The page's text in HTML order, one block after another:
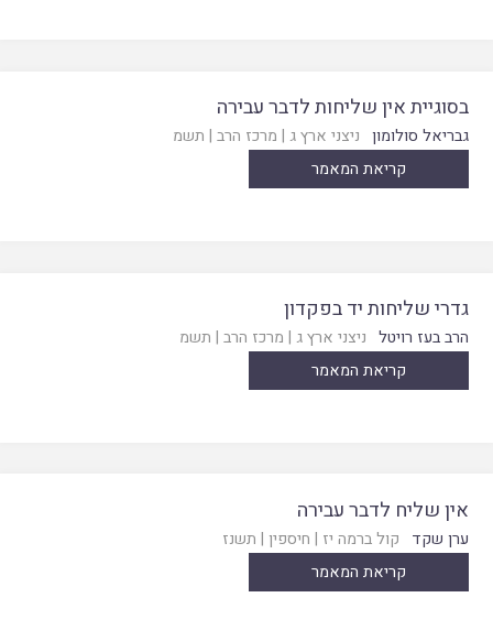
בסוגיית אין שליחות לדבר עבירה
גבריאל סולומון ניצני ארץ ג | מרכז הרב | תשמ
קריאת המאמר
גדרי שליחות יד בפקדון
הרב בעז רויטל ניצני ארץ ג | מרכז הרב | תשמ
קריאת המאמר
אין שליח לדבר עבירה
ערן שקד קול ברמה יז | חיספין | תשנז
קריאת המאמר